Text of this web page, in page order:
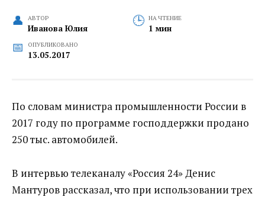
АВТОР
Иванова Юлия
НА ЧТЕНИЕ
1 мин
ОПУБЛИКОВАНО
13.05.2017
По словам министра промышленности России в
2017 году по программе господдержки продано
250 тыс. автомобилей.
В интервью телеканалу «Россия 24» Денис
Мантуров рассказал, что при использовании трех